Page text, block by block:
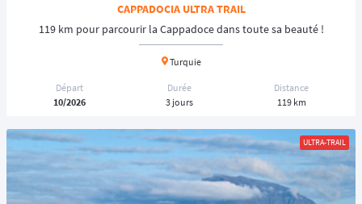
CAPPADOCIA ULTRA TRAIL
119 km pour parcourir la Cappadoce dans toute sa beauté !
Turquie
Départ
10/2026
Durée
3 jours
Distance
119 km
ULTRA-TRAIL